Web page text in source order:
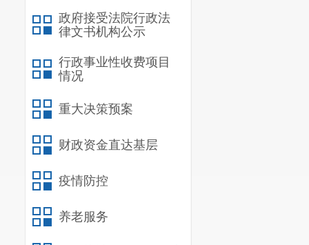
政府接受法院行政法
律文书机构公示
行政事业性收费项目
情况
重大决策预案
财政资金直达基层
疫情防控
养老服务